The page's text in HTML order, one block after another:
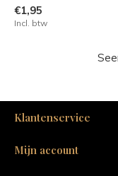
€1,95
Incl. btw
Klantenservice
Mijn account